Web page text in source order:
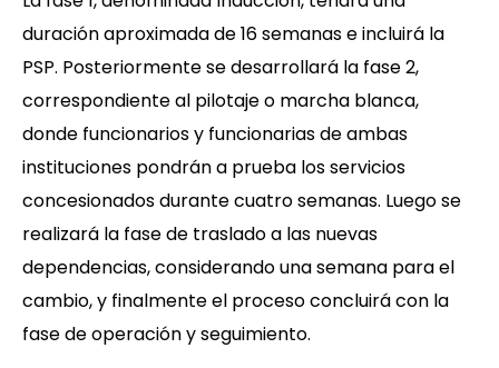
duración aproximada de 16 semanas e incluirá la
PSP. Posteriormente se desarrollará la fase 2,
correspondiente al pilotaje o marcha blanca,
donde funcionarios y funcionarias de ambas
instituciones pondrán a prueba los servicios
concesionados durante cuatro semanas. Luego se
realizará la fase de traslado a las nuevas
dependencias, considerando una semana para el
cambio, y finalmente el proceso concluirá con la
fase de operación y seguimiento.